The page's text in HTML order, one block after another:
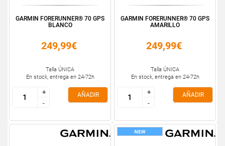
GARMIN FORERUNNER® 70 GPS
BLANCO
249,99€
Talla ÚNICA
En stock, entrega en 24-72h
+
-
+
-
AÑADIR
GARMIN FORERUNNER® 70 GPS
AMARILLO
249,99€
Talla ÚNICA
En stock, entrega en 24-72h
+
-
+
-
AÑADIR